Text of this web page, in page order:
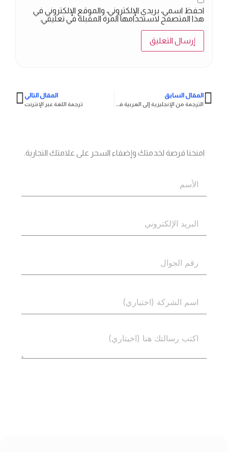
امنحنا فرصة لخدمتك وإضفاء السحر على علامتك التجارية.
احفظ اسمي، بريدي الإلكتروني، والموقع الإلكتروني في
هذا المتصفح لاستخدامها المرة المقبلة في تعليقي.
المقال السابق المقال التالي
ترجمة اللغة عبر الإنترنت